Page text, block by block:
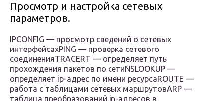
Просмотр и настройка сетевых
параметров.
IPCONFIG — просмотр сведений о сетевых
интерфейсахPING — проверка сетевого
соединенияTRACERT — определяет путь
прохождения пакетов по сетиNSLOOKUP —
определяет ip-адрес по имени ресурсаROUTE —
работа с таблицами сетевых маршрутовARP —
таблица преобразований ip-адресов в